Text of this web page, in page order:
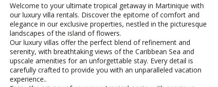
Welcome to your ultimate tropical getaway in Martinique with
our luxury villa rentals. Discover the epitome of comfort and
elegance in our exclusive properties, nestled in the picturesque
landscapes of the island of flowers.
Our luxury villas offer the perfect blend of refinement and
serenity, with breathtaking views of the Caribbean Sea and
upscale amenities for an unforgettable stay. Every detail is
carefully crafted to provide you with an unparalleled vacation
experience..